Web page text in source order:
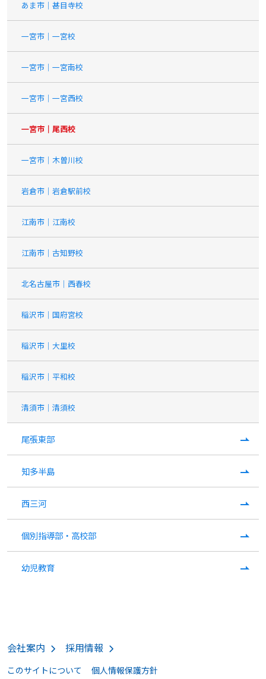
あま市｜甚目寺校
一宮市｜一宮校
一宮市｜一宮南校
一宮市｜一宮西校
一宮市｜尾西校
一宮市｜木曽川校
岩倉市｜岩倉駅前校
江南市｜江南校
江南市｜古知野校
北名古屋市｜西春校
稲沢市｜国府宮校
稲沢市｜大里校
稲沢市｜平和校
清須市｜清須校
尾張東部
知多半島
西三河
個別指導部・高校部
幼児教育
会社案内 採用情報
このサイトについて
個人情報保護方針